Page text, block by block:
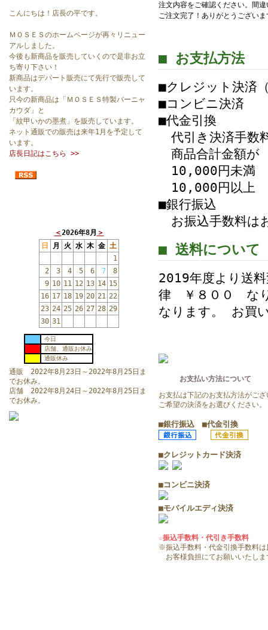
こんにちは！店長の平です。
ＭＯＳＥＳのホームページが再々リニュー
アルしました。
今後も新商品を販売していくので是非お立
ち寄り下さい！
新商品はデパート販売にて先行で販売して
います。
只今の新商品は「ＭＯＳＥＳ特製バーニャ
カウダ」と
「紋甲いかの墨煮」を販売しています。
ネット通販での販売は来年1月を予定して
います。
店長日記はこちら >>
＜2026年8月 ＞
日
月 火 水 木 金 土
1
2
3 4 5 6 7
8
9 10 11 12 13 14 15
16 17 18 19 20 21 22
23 24 25 26 27 28 29
30 31
今日
店舗、通販お休み
通販休み
通販 2022年8月23日～2022年8月25日ま
でお休み。
店舗 2022年8月24日～2022年8月25日ま
でお休み。
注文内容をご確認ください。間
ご注文完了！ありがとうございま
■ お支払方法
■クレジット決済
■コンビニ決済
■代金引換
代引き決済手数
商品合計金額が
10,000円未満
10,000円以上
■銀行振込
お振込手数料は
■ 送料について
2019年度より送
律 ￥８００ な
なります。 お買
お支払い方法について
お支払は下記のお支払方法がご
ご希望の決済をお選びください。
■銀行振込 ■代金引換
■クレジットカード決済
■コンビニ決済
■モバイルエディ決済
☆振込手数料・代引き手数料
※振込手数料・代金引換手数料は
お客様負担にてお願いいたしま